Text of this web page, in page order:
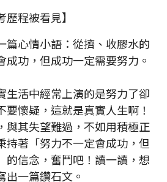
歷程被看見】
篇心情小語：從擠、收膠水的
成功，但成功一定需要努力。
生活中經常上演的是努力了卻
要懷疑，這就是真實人生啊！
與其失望難過，不如用積極正
持著「努力不一定會成功，但
的信念，奮鬥吧！讀一讀，想
出一篇鑽石文。